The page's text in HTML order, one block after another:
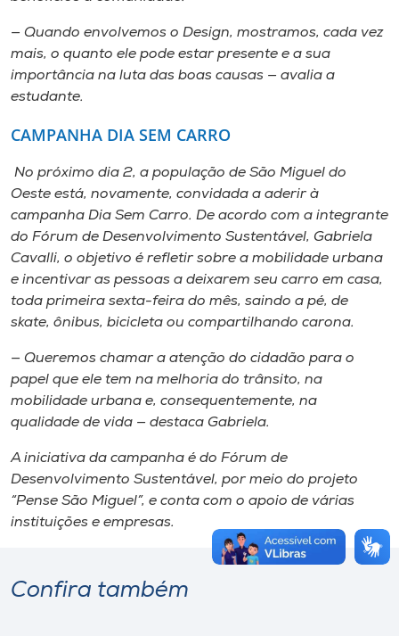
— Quando envolvemos o Design, mostramos, cada vez
mais, o quanto ele pode estar presente e a sua
importância na luta das boas causas — avalia a
estudante.
CAMPANHA DIA SEM CARRO
No próximo dia 2, a população de São Miguel do
Oeste está, novamente, convidada a aderir à
campanha Dia Sem Carro. De acordo com a integrante
do Fórum de Desenvolvimento Sustentável, Gabriela
Cavalli, o objetivo é refletir sobre a mobilidade urbana
e incentivar as pessoas a deixarem seu carro em casa,
toda primeira sexta-feira do mês, saindo a pé, de
skate, ônibus, bicicleta ou compartilhando carona.
— Queremos chamar a atenção do cidadão para o
papel que ele tem na melhoria do trânsito, na
mobilidade urbana e, consequentemente, na
qualidade de vida — destaca Gabriela.
A iniciativa da campanha é do Fórum de
Desenvolvimento Sustentável, por meio do projeto
“Pense São Miguel”, e conta com o apoio de várias
instituições e empresas.
Confira também